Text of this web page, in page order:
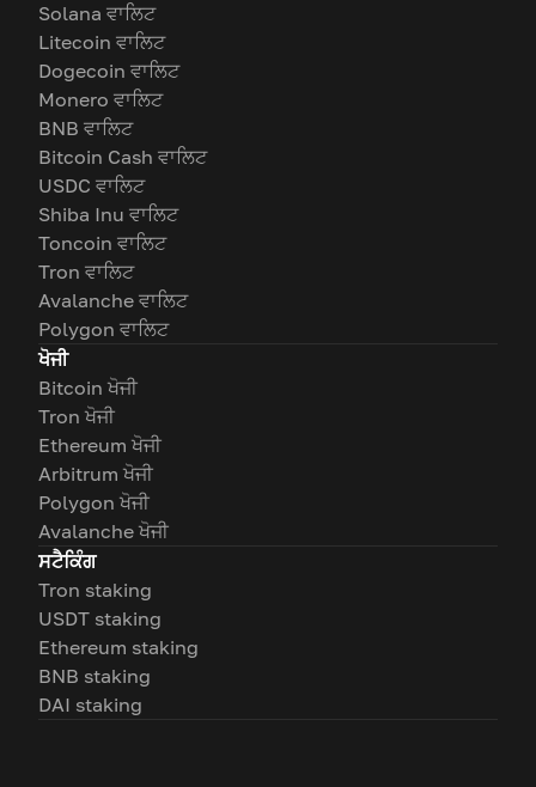
Solana ਵਾਲਿਟ
Litecoin ਵਾਲਿਟ
Dogecoin ਵਾਲਿਟ
Monero ਵਾਲਿਟ
BNB ਵਾਲਿਟ
Bitcoin Cash ਵਾਲਿਟ
USDC ਵਾਲਿਟ
Shiba Inu ਵਾਲਿਟ
Toncoin ਵਾਲਿਟ
Tron ਵਾਲਿਟ
Avalanche ਵਾਲਿਟ
Polygon ਵਾਲਿਟ
ਖੋਜੀ
Bitcoin ਖੋਜੀ
Tron ਖੋਜੀ
Ethereum ਖੋਜੀ
Arbitrum ਖੋਜੀ
Polygon ਖੋਜੀ
Avalanche ਖੋਜੀ
ਸਟੈਕਿੰਗ
Tron staking
USDT staking
Ethereum staking
BNB staking
DAI staking